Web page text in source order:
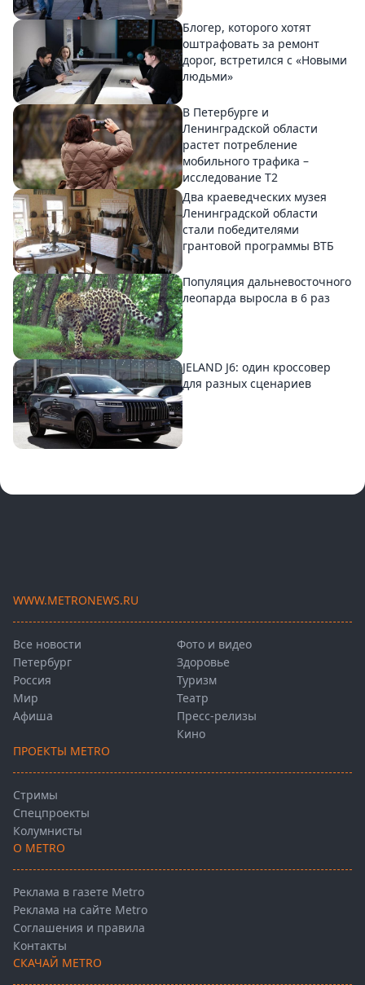
Блогер, которого хотят
оштрафовать за ремонт
дорог, встретился с «Новыми
людьми»
В Петербурге и
Ленинградской области
растет потребление
мобильного трафика –
исследование T2
Два краеведческих музея
Ленинградской области
стали победителями
грантовой программы ВТБ
Популяция дальневосточного
леопарда выросла в 6 раз
JELAND J6: один кроссовер
для разных сценариев
WWW.METRONEWS.RU
Все новости
Петербург
Россия
Мир
Афиша
Фото и видео
Здоровье
Туризм
Театр
Пресс-релизы
Кино
ПРОЕКТЫ METRO
Стримы
Спецпроекты
Колумнисты
О METRO
Реклама в газете Metro
Реклама на сайте Metro
Соглашения и правила
Контакты
СКАЧАЙ METRO